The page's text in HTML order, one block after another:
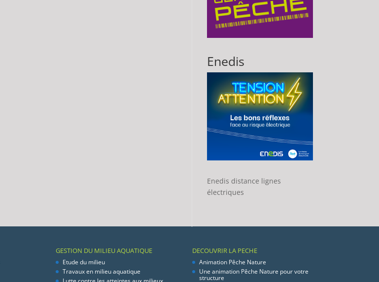
Enedis
Enedis distance lignes
électriques
GESTION DU MILIEU AQUATIQUE
Etude du milieu
Travaux en milieu aquatique
DECOUVRIR LA PECHE
Animation Pêche Nature
Une animation Pêche Nature pour votre
structure